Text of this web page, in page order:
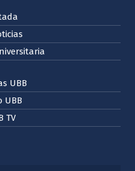
UBB
UBB
TV